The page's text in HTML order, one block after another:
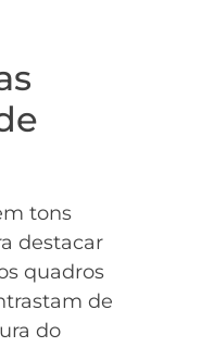
tons
destacar
quadros
de
do